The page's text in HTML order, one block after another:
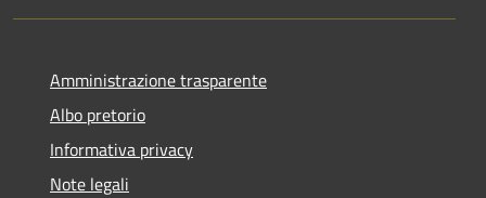
Amministrazione trasparente
Albo pretorio
Informativa privacy
Note legali